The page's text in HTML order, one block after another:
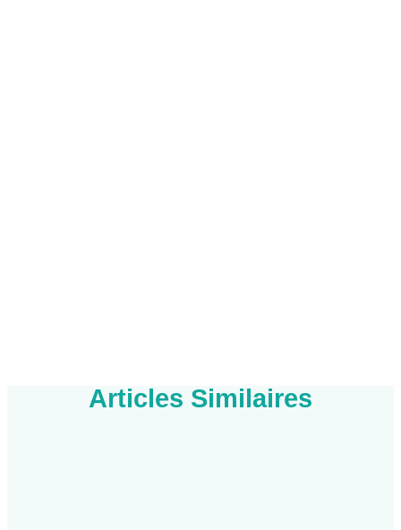
Articles Similaires